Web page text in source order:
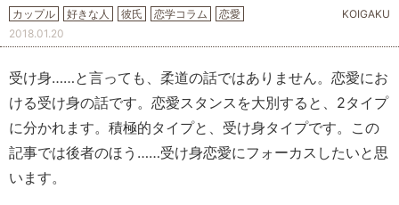
カップル 好きな人 彼氏 恋学コラム 恋愛
KOIGAKU
2018.01.20
受け身……と言っても、柔道の話ではありません。恋愛にお
ける受け身の話です。恋愛スタンスを大別すると、2タイプ
に分かれます。積極的タイプと、受け身タイプです。この
記事では後者のほう……受け身恋愛にフォーカスしたいと思
います。